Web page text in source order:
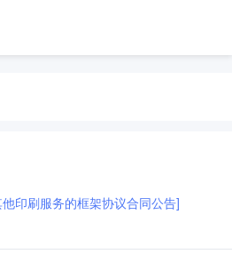
印刷服务的框架协议合同公告]